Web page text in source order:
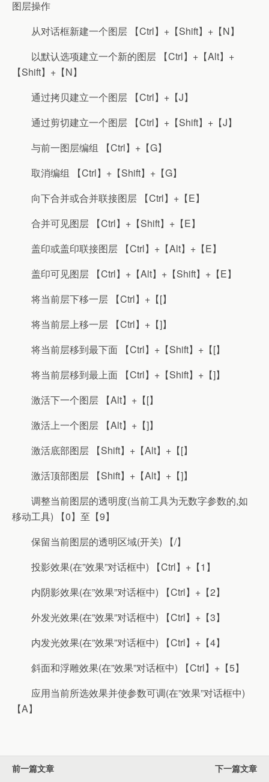
图层操作
从对话框新建一个图层 【Ctrl】+【Shift】+【N】
以默认选项建立一个新的图层 【Ctrl】+【Alt】+
【Shift】+【N】
通过拷贝建立一个图层 【Ctrl】+【J】
通过剪切建立一个图层 【Ctrl】+【Shift】+【J】
与前一图层编组 【Ctrl】+【G】
取消编组 【Ctrl】+【Shift】+【G】
向下合并或合并联接图层 【Ctrl】+【E】
合并可见图层 【Ctrl】+【Shift】+【E】
盖印或盖印联接图层 【Ctrl】+【Alt】+【E】
盖印可见图层 【Ctrl】+【Alt】+【Shift】+【E】
将当前层下移一层 【Ctrl】+【[】
将当前层上移一层 【Ctrl】+【]】
将当前层移到最下面 【Ctrl】+【Shift】+【[】
将当前层移到最上面 【Ctrl】+【Shift】+【]】
激活下一个图层 【Alt】+【[】
激活上一个图层 【Alt】+【]】
激活底部图层 【Shift】+【Alt】+【[】
激活顶部图层 【Shift】+【Alt】+【]】
调整当前图层的透明度(当前工具为无数字参数的,如
移动工具) 【0】至【9】
保留当前图层的透明区域(开关) 【/】
投影效果(在”效果”对话框中) 【Ctrl】+【1】
内阴影效果(在”效果”对话框中) 【Ctrl】+【2】
外发光效果(在”效果”对话框中) 【Ctrl】+【3】
内发光效果(在”效果”对话框中) 【Ctrl】+【4】
斜面和浮雕效果(在”效果”对话框中) 【Ctrl】+【5】
应用当前所选效果并使参数可调(在”效果”对话框中)
【A】
前一篇文章 下一篇文章